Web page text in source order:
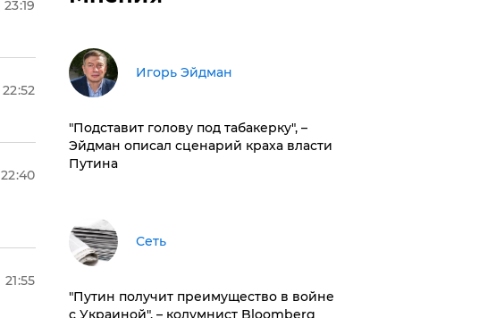
23:19
22:52
22:40
21:55
Игорь Эйдман
​"Подставит голову под табакерку", –
Эйдман описал сценарий краха власти
Путина
Сеть
"Путин получит преимущество в войне
с Украиной", – колумнист Bloomberg